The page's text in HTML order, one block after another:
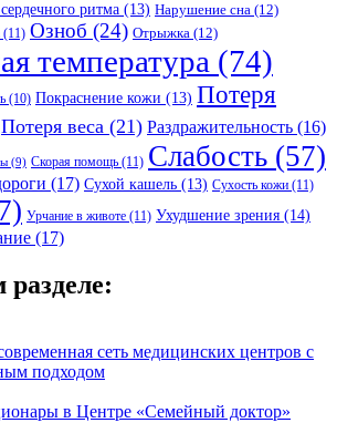
ритма (13) Нарушение сна (12)
(11) Озноб (24) Отрыжка (12)
температура (74)
(10) Покраснение кожи (13) Потеря
Потеря веса (21) Раздражительность (16)
(9) Скорая помощь (11) Слабость (57)
(17) Сухой кашель (13) Сухость кожи (11)
Урчание в животе (11) Ухудшение зрения (14)
(17)
разделе:
сеть медицинских центров с
подходом
в Центре «Семейный доктор»